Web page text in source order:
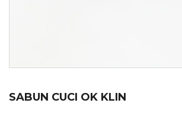
SABUN CUCI OK KLIN